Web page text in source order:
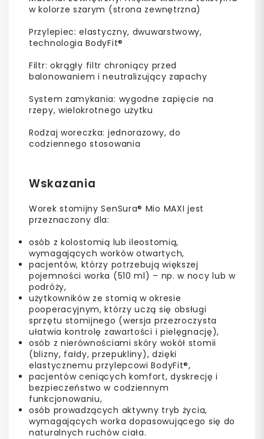
w kolorze szarym (strona zewnętrzna)
Przylepiec: elastyczny, dwuwarstwowy,
technologia BodyFit®
Filtr: okrągły filtr chroniący przed
balonowaniem i neutralizujący zapachy
System zamykania: wygodne zapięcie na
rzepy, wielokrotnego użytku
Rodzaj woreczka: jednorazowy, do
codziennego stosowania
Wskazania
Worek stomijny SenSura® Mio MAXI jest
przeznaczony dla:
osób z kolostomią lub ileostomią,
wymagających worków otwartych,
pacjentów, którzy potrzebują większej
pojemności worka (510 ml) – np. w nocy lub w
podróży,
użytkowników ze stomią w okresie
pooperacyjnym, którzy uczą się obsługi
sprzętu stomijnego (wersja przezroczysta
ułatwia kontrolę zawartości i pielęgnację),
osób z nierównościami skóry wokół stomii
(blizny, fałdy, przepukliny), dzięki
elastycznemu przylepcowi BodyFit®,
pacjentów ceniących komfort, dyskrecję i
bezpieczeństwo w codziennym
funkcjonowaniu,
osób prowadzących aktywny tryb życia,
wymagających worka dopasowującego się do
naturalnych ruchów ciała.